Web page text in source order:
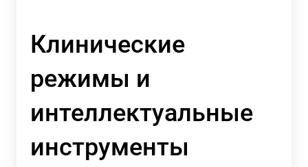
Клинические
режимы и
интеллектуальные
инструменты